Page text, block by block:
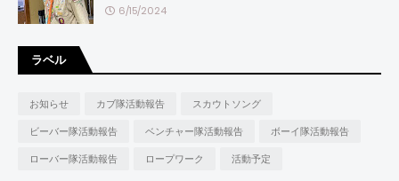
6/15/2024
ラベル
お知らせ カブ隊活動報告
スカウトソング
ビーバー隊活動報告
ベンチャー隊活動報告
ボーイ隊活動報告
ローバー隊活動報告
ロープワーク 活動予定